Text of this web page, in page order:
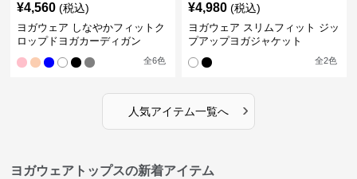
¥4,560 (税込)
ヨガウェア しなやかフィットク
ロップドヨガカーディガン
全6色
¥4,980 (税込)
ヨガウェア スリムフィット ジッ
プアップヨガジャケット
全2色
人気アイテム一覧へ ›
ヨガウェアトップスの新着アイテム